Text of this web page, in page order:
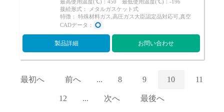
最高使用温度(℃)：450 最低使用温度(℃)：-196
接続形式： メタルガスケット式
特徴： 特殊材料ガス,高圧ガス大臣認定品対応可,真空
CADデータ：
製品詳細 お問い合わせ
最初へ 前へ ... 8 9 10 11
12 ... 次へ 最後へ